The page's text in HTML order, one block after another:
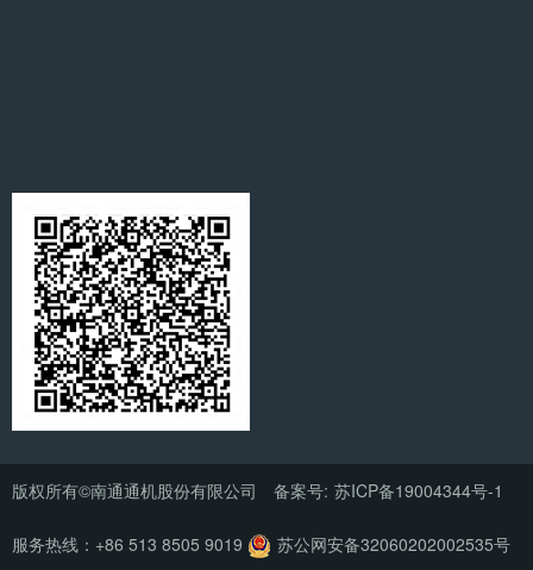
版权所有©南通通机股份有限公司 备案号: 苏ICP备19004344号-1
服务热线：+86 513 8505 9019 苏公网安备32060202002535号